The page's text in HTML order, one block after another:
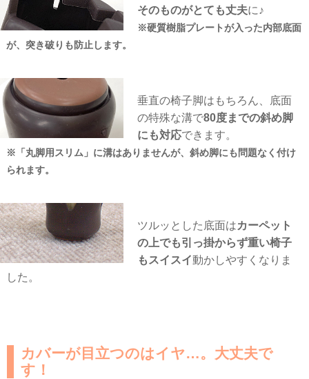
そのものがとても丈夫に♪
※硬質樹脂プレートが入った内部底面
が、突き破りも防止します。
垂直の椅子脚はもちろん、底面
の特殊な溝で80度までの斜め脚
にも対応できます。
※「丸脚用スリム」に溝はありませんが、斜め脚にも問題なく付け
られます。
ツルッとした底面はカーペット
の上でも引っ掛からず重い椅子
もスイスイ動かしやすくなりま
した。
カバーが目立つのはイヤ…。大丈夫で
す！